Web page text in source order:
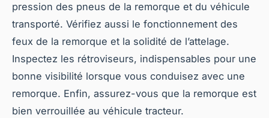
pression des pneus de la remorque et du véhicule
transporté. Vérifiez aussi le fonctionnement des
feux de la remorque et la solidité de l’attelage.
Inspectez les rétroviseurs, indispensables pour une
bonne visibilité lorsque vous conduisez avec une
remorque. Enfin, assurez-vous que la remorque est
bien verrouillée au véhicule tracteur.